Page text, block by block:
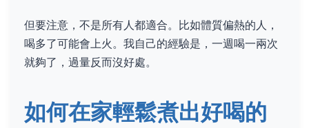
但要注意，不是所有人都適合。比如體質偏熱的人，
喝多了可能會上火。我自己的經驗是，一週喝一兩次
就夠了，過量反而沒好處。
如何在家輕鬆煮出好喝的